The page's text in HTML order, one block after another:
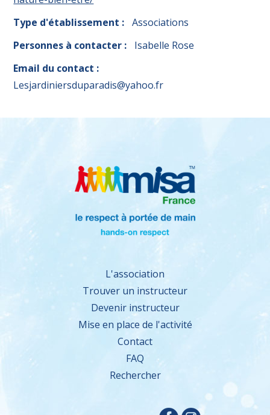
Type d'établissement :
Associations
Personnes à contacter :
Isabelle Rose
Email du contact :
Lesjardiniersduparadis@yahoo.fr
L'association
Trouver un instructeur
Devenir instructeur
Mise en place de l'activité
Contact
FAQ
Rechercher